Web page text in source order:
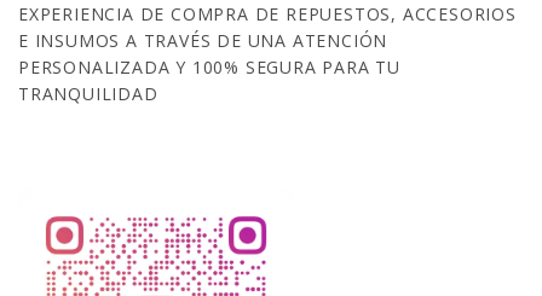
EXPERIENCIA DE COMPRA DE REPUESTOS, ACCESORIOS
E INSUMOS A TRAVÉS DE UNA ATENCIÓN
PERSONALIZADA Y 100% SEGURA PARA TU
TRANQUILIDAD